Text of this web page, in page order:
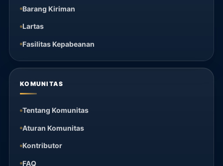
Barang Kiriman
Lartas
Fasilitas Kepabeanan
KOMUNITAS
Tentang Komunitas
Aturan Komunitas
Kontributor
FAQ